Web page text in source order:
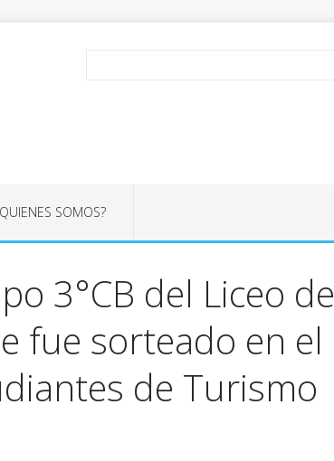
SOMOS?
3°CB del Liceo de
fue sorteado en el
de Turismo